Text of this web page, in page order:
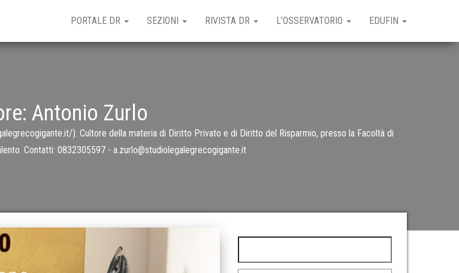
PORTALE DR SEZIONI RIVISTA DR L’OSSERVATORIO EDUFIN
Antonio Zurlo
). Cultore della materia di Diritto Privato e di Diritto del Risparmio, presso la Facoltà di
Contatti: 0832305597 - a.zurlo@studiolegalegrecogigante.it